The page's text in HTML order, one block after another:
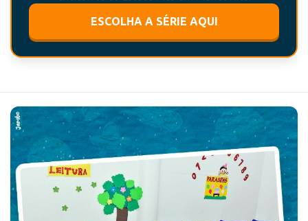
ESCOLHA A SÉRIE AQUI